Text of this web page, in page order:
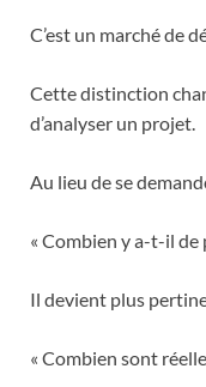
C’est un marché de
Cette distinction
d’analyser un projet.
Au lieu de se
« Combien y a-t-il de
Il devient plus
« Combien sont